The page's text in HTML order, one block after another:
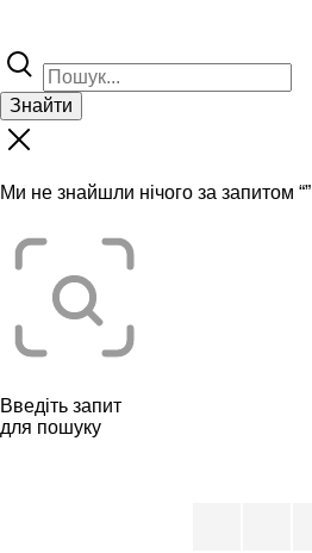
Знайти
Ми не знайшли нічого за запитом “”
Введіть запит
для пошуку